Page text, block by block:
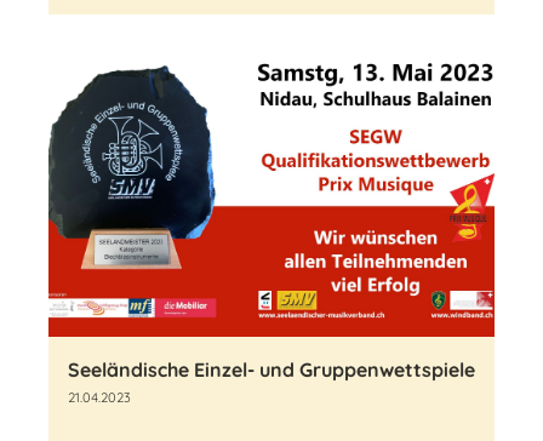
Seeländische Einzel- und Gruppenwettspiele
21.04.2023